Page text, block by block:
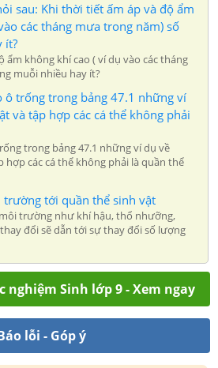
sau: Khi thời tiết ấm áp và độ ẩm
các tháng mưa trong năm) số
ít?
ẩm không khí cao ( ví dụ vào các tháng
muỗi nhiều hay ít?
ô trống trong bảng 47.1 những ví
và tập hợp các cá thể không phải
trong bảng 47.1 những ví dụ về
hợp các cá thể không phải là quần thể
tới quần thể sinh vật
trường như khí hậu, thổ nhưỡng,
đổi sẽ dẫn tới sự thay đổi số lượng
nghiệm Sinh lớp 9 - Xem ngay
lỗi - Góp ý